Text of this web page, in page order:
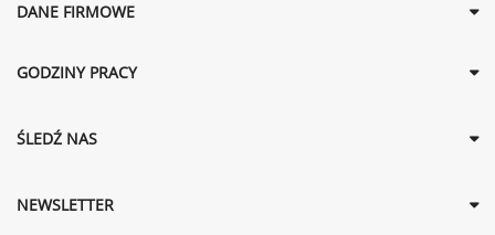
DANE FIRMOWE
GODZINY PRACY
ŚLEDŹ NAS
NEWSLETTER